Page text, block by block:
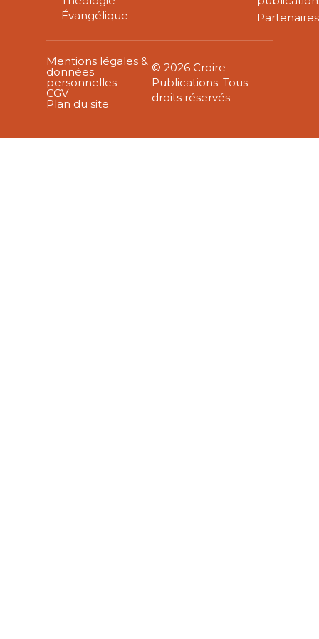
Évangélique
Partenaires
Mentions légales &
données
personnelles
CGV
Plan du site
© 2026 Croire-
Publications. Tous
droits réservés.